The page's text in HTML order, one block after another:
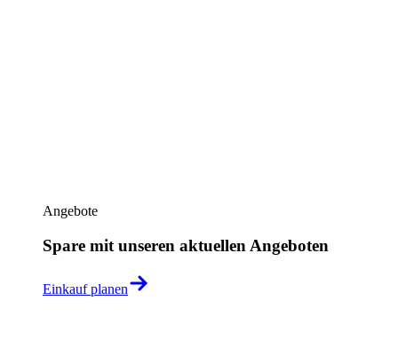
Angebote
Spare mit unseren aktuellen Angeboten
Einkauf planen